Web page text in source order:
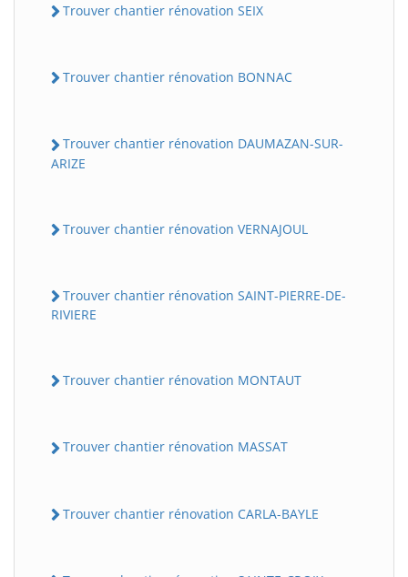
Trouver chantier rénovation SEIX
Trouver chantier rénovation BONNAC
Trouver chantier rénovation DAUMAZAN-SUR-
ARIZE
Trouver chantier rénovation VERNAJOUL
Trouver chantier rénovation SAINT-PIERRE-DE-
RIVIERE
Trouver chantier rénovation MONTAUT
Trouver chantier rénovation MASSAT
Trouver chantier rénovation CARLA-BAYLE